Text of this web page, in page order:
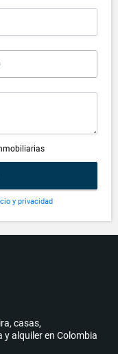
y privacidad
casas,
alquiler en Colombia